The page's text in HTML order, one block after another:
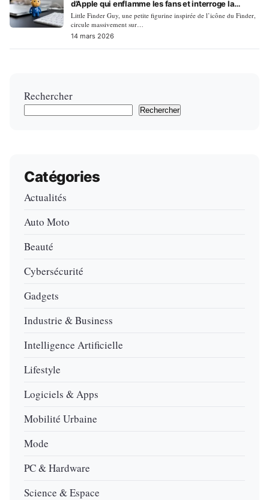
d’Apple qui enflamme les fans et interroge la
marque
Little Finder Guy, une petite figurine inspirée de l’icône du Finder,
circule massivement sur…
14 mars 2026
Rechercher
Rechercher
Catégories
Actualités
Auto Moto
Beauté
Cybersécurité
Gadgets
Industrie & Business
Intelligence Artificielle
Lifestyle
Logiciels & Apps
Mobilité Urbaine
Mode
PC & Hardware
Science & Espace